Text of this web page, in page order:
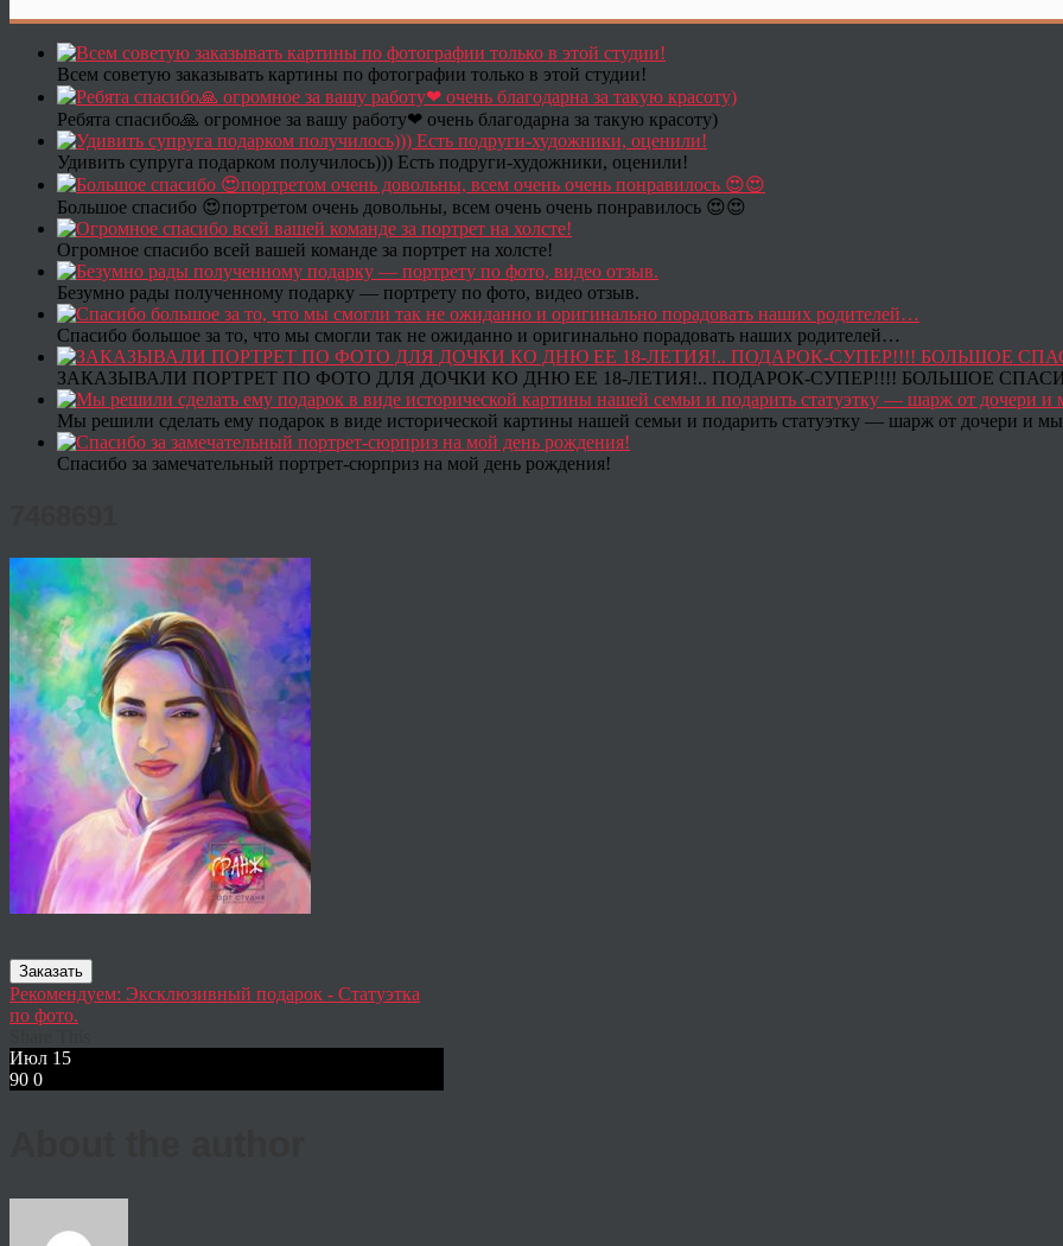
Всем советую заказывать картины по фотографии только в этой студии!
Ребята спасибо🙏 огромное за вашу работу❤ очень благодарна за такую красоту)
Удивить супруга подарком получилось))) Есть подруги-художники, оценили!
Большое спасибо 😍портретом очень довольны, всем очень очень понравилось 😍😍
Огромное спасибо всей вашей команде за портрет на холсте!
Безумно рады полученному подарку — портрету по фото, видео отзыв.
Спасибо большое за то, что мы смогли так не ожиданно и оригинально порадовать наших родителей…
ЗАКАЗЫВАЛИ ПОРТРЕТ ПО ФОТО ДЛЯ ДОЧКИ КО ДНЮ ЕЕ 18-ЛЕТИЯ!.. ПОДАРОК-СУПЕР!!!! БОЛЬШОЕ
Мы решили сделать ему подарок в виде исторической картины нашей семьи и подарить статуэтку — шарж от дочери и
Спасибо за замечательный портрет-сюрприз на мой день рождения!
Заказать
Рекомендуем: Эксклюзивный подарок - Статуэтка
по фото.
Июл 15
90 0